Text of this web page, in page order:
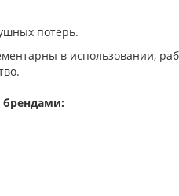
потерь.
в использовании,
брендами: